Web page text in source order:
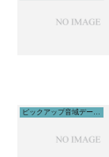
ピックアップ音域データ解説